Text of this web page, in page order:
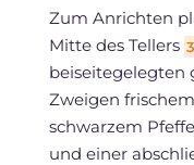
Zum Anrichten
Mitte des Tellers
beiseitegelegten
Zweigen
schwarzem
und einer